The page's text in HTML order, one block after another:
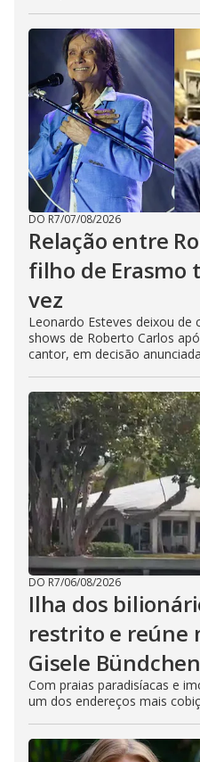
DO R7/07/08/2026
Relação entre
filho de Erasmo
vez
Leonardo Esteves deixou de
shows de Roberto Carlos
cantor, em decisão
DO R7/06/08/2026
Ilha dos
restrito e reúne
Gisele
Com praias paradisíacas e
um dos endereços mais